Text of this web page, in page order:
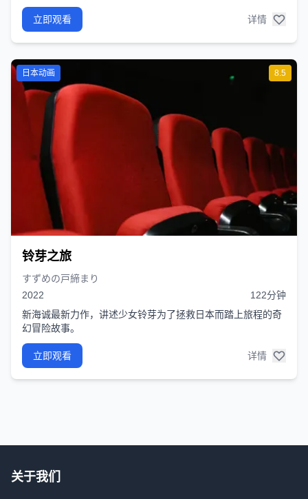
立即观看 详情
8.5
日本动画
铃芽之旅
すずめの戸締まり
2022
122分钟
新海诚最新力作，讲述少女铃芽为了拯救日本而踏上旅程的奇
幻冒险故事。
立即观看 详情
关于我们